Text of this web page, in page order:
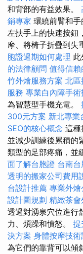
和背部的有益效果。
銷專家 環繞前臂和
左扶手上的快速按鈕
摩、將椅子折疊到失
胞證過期如何處理
的法律顧問 值得信
竹外燴服務方案 北區
服務 專業白內障手術
為智慧型手機充電。
300元方案 新北專業
SEO的核心概念 這種
並減少訓練後累積的
類型的足部疼痛，並
面了解台胞證 台南
透明的搬家公司費用
台設計推薦 專業外
設計圖規劃 精緻茶
透過對湧泉穴位進行
力、煩躁和憤怒。 提
決方案 身體按摩技術
為它們的靠背可以傾